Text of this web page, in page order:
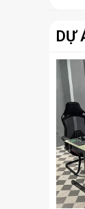
DỰ